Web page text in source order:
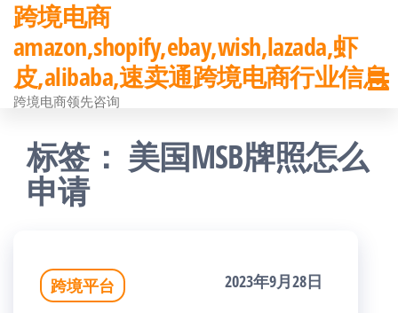
前
往
内
跨境电商
amazon,shopify,ebay,wish,lazada,虾
皮,alibaba,速卖通跨境电商行业信息
跨境电商领先咨询
标签： 美国MSB牌照怎么
申请
跨境平台 2023年9月28日